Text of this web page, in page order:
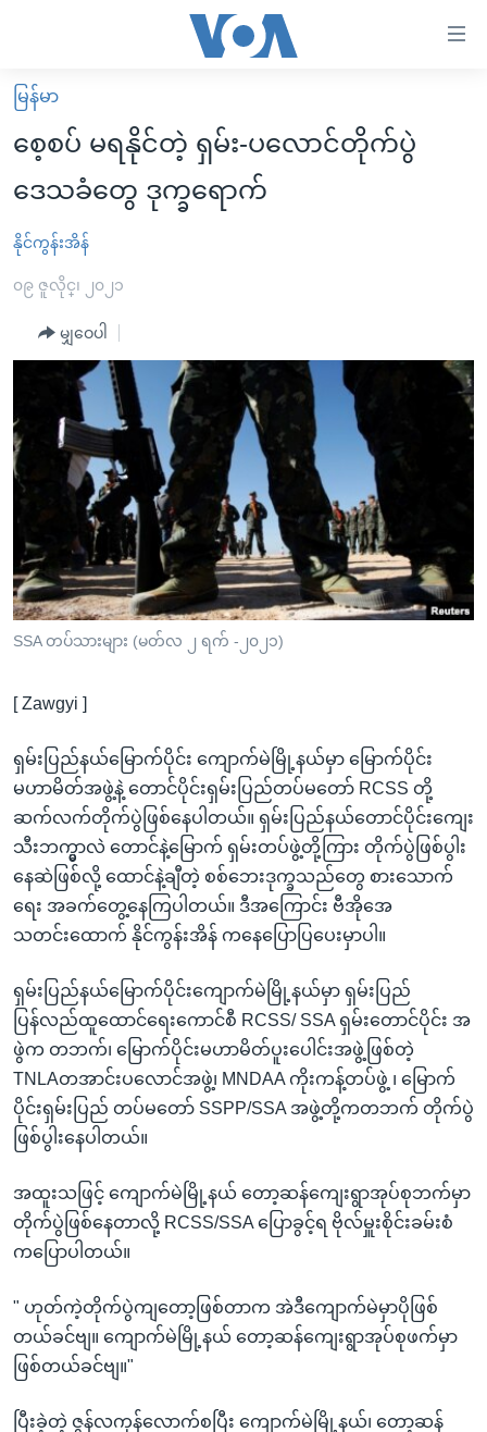
လွယ်ကူ
စေ
များ
ပင်မ
ရန်
ပင်မ
ညွန်း
စာမျက်နှာ
သို့
ကျော်
ကြည့်
ရှာဖွေ
နေရာ
သို့
ကျော်
ရန်
မူလစာမျက်နှာ
မြန်မာ
ကမ္ဘာ့သတင်းများ
နိုင်ငံတကာ
အစ္စရေး-ပါလက်စတိုင်း
ဗွီဒီယို
အင်္ဂလိပ်စာလေ့လာမယ်
အမေရိကန်သုံးအီဒီယံ
မကြေးမုံရဲ့ အင်္ဂလိပ်စာ
ရုပ်ရှင်ထဲက အင်္ဂလိပ်စာ
သုတပဒေသာ အင်္ဂလိပ်စာ
အပတ်စဉ်ကဏ္ဍများ
ရေဒီယို
ရေဒီယိုနှင့်ရုပ်သံ အချက်အလက်များ
ရေဒီယို/တီဗွီအစီအစဉ်
Learning English
ဗွီအိုအေ လူမှုကွန်ယက်များ
မြန်မာ
စေ့စပ် မရနိုင်တဲ့ ရှမ်း-ပလောင်တိုက်ပွဲ
ဒေသခံတွေ ဒုက္ခရောက်
နိုင်ကွန်းအိန်
၀၉ ဇူလိုင္၊ ၂၀၂၁
မျှဝေပါ
SSA တပ်သားများ (မတ်လ ၂ ရက် -၂၀၂၁)
[ Zawgyi ]
ရှမ်းပြည်နယ်မြောက်ပိုင်း ကျောက်မဲမြို့နယ်မှာ မြောက်ပိုင်း
မဟာမိတ်အဖွဲ့နဲ့ တောင်ပိုင်းရှမ်းပြည်တပ်မတော် RCSS တို့
ဆက်လက်တိုက်ပွဲဖြစ်နေပါတယ်။ ရှမ်းပြည်နယ်တောင်ပိုင်းကျေး
သီးဘက္မွာလဲ တောင်နဲ့မြောက် ရှမ်းတပ်ဖွဲ့တို့ကြား တိုက်ပွဲဖြစ်ပွါး
နေဆဲဖြစ်လို့ ထောင်နဲ့ချီတဲ့ စစ်ဘေးဒုက္ခသည်တွေ စားသောက်
ရေး အခက်တွေ့နေကြပါတယ်။ ဒီအကြောင်း ဗီအိုအေ
သတင်းထောက် နိုင်ကွန်းအိန် ကနေပြောပြပေးမှာပါ။
ရှမ်းပြည်နယ်မြောက်ပိုင်းကျောက်မဲမြို့နယ်မှာ ရှမ်းပြည်
ပြန်လည်ထူထောင်ရေးကောင်စီ RCSS/ SSA ရှမ်းတောင်ပိုင်း အ
ဖွဲက တဘက်၊ မြောက်ပိုင်းမဟာမိတ်ပူးပေါင်းအဖွဲ့ဖြစ်တဲ့
TNLAတအာင်းပလောင်အဖွဲ့၊ MNDAA ကိုးကန့်တပ်ဖွဲ့ ၊ မြောက်
ပိုင်းရှမ်းပြည် တပ်မတော် SSPP/SSA အဖွဲ့တို့ကတဘက် တိုက်ပွဲ
ဖြစ်ပွါးနေပါတယ်။
အထူးသဖြင့် ကျောက်မဲမြို့နယ် တော့ဆန်ကျေးရွာအုပ်စုဘက်မှာ
တိုက်ပွဲဖြစ်နေတာလို့ RCSS/SSA ပြောခွင့်ရ ဗိုလ်မှူးစိုင်းခမ်းစံ
ကပြောပါတယ်။
" ဟုတ်ကဲ့တိုက်ပွဲကျတော့ဖြစ်တာက အဲဒီကျောက်မဲမှာပိုဖြစ်
တယ်ခင်ဗျ။ ကျောက်မဲမြို့နယ် တော့ဆန်ကျေးရွာအုပ်စုဖက်မှာ
ဖြစ်တယ်ခင်ဗျ။"
ပြီးခဲ့တဲ့ ဇွန်လကုန်လောက်စပြီး ကျောက်မဲမြို့နယ်၊ တော့ဆန်